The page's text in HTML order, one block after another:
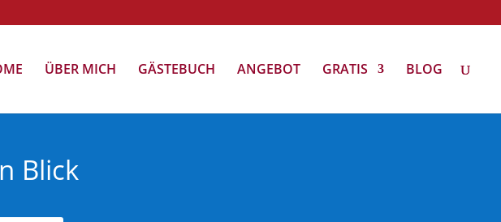
ÜBER MICH GÄSTEBUCH ANGEBOT GRATIS BLOG
Blick